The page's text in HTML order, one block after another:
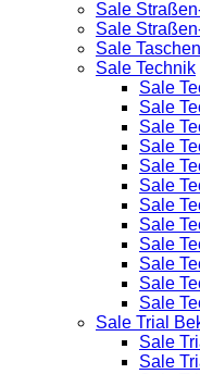
Sale
Sale
Sale
Sale Technik
Sale
Sale
Sale
Sale
Sale
Sale
Sale
Sale
Sale
Sale
Sale
Sale
Sale Trial
Sale
Sale